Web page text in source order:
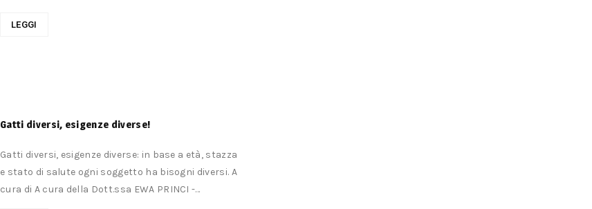
LEGGI
Gatti diversi, esigenze diverse!
Gatti diversi, esigenze diverse: in base a età, stazza
e stato di salute ogni soggetto ha bisogni diversi. A
cura di A cura della Dott.ssa EWA PRINCI -